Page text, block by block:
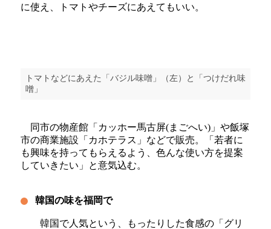
に使え、トマトやチーズにあえてもいい。
トマトなどにあえた「バジル味噌」（左）と「つけだれ味
噌」
同市の物産館「カッホー馬古屏(まごへい)」や飯塚
市の商業施設「カホテラス」などで販売。「若者に
も興味を持ってもらえるよう、色んな使い方を提案
していきたい」と意気込む。
韓国の味を福岡で
韓国で人気という、もったりした食感の「グリ